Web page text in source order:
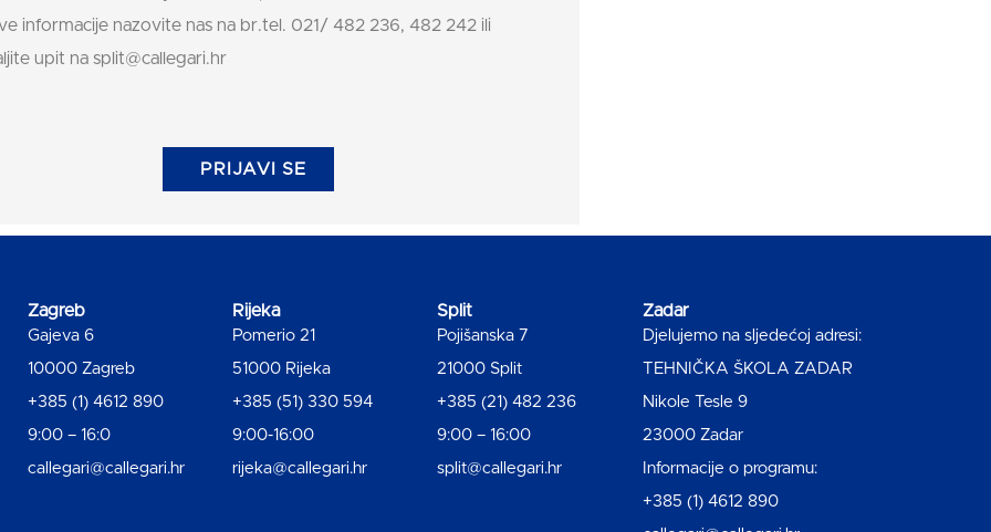
informacije nazovite nas na br.tel. 021/ 482 236, 482 242 ili
upit na split@callegari.hr
PRIJAVI SE
Zagreb
Gajeva 6
10000 Zagreb
+385 (1) 4612 890
9:00 – 16:0
callegari@callegari.hr
Rijeka
Pomerio 21
51000 Rijeka
+385 (51) 330 594
9:00-16:00
rijeka@callegari.hr
Split
Pojišanska 7
21000 Split
+385 (21) 482 236
9:00 – 16:00
split@callegari.hr
Zadar
Djelujemo na sljedećoj adresi:
TEHNIČKA ŠKOLA ZADAR
Nikole Tesle 9
23000 Zadar
Informacije o programu:
+385 (1) 4612 890